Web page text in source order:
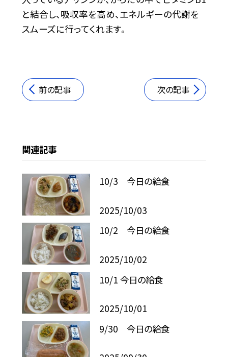
と結合し、吸収率を高め、エネルギーの代謝を
スムーズに行ってくれます。
前の記事 次の記事
関連記事
10/3 今日の給食
2025/10/03
10/2 今日の給食
2025/10/02
10/1 今日の給食
2025/10/01
9/30 今日の給食